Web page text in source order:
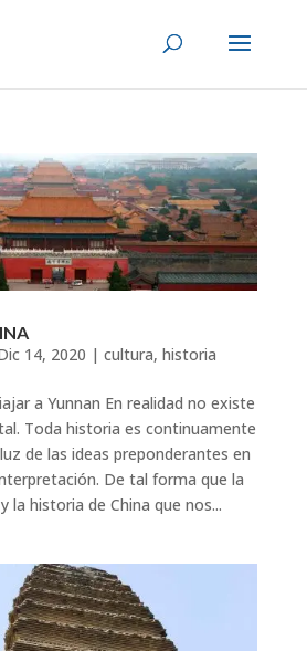
14, 2020 | cultura, historia
a Yunnan En realidad no existe
Toda historia es continuamente
de las ideas preponderantes en
De tal forma que la
la historia de China que nos...